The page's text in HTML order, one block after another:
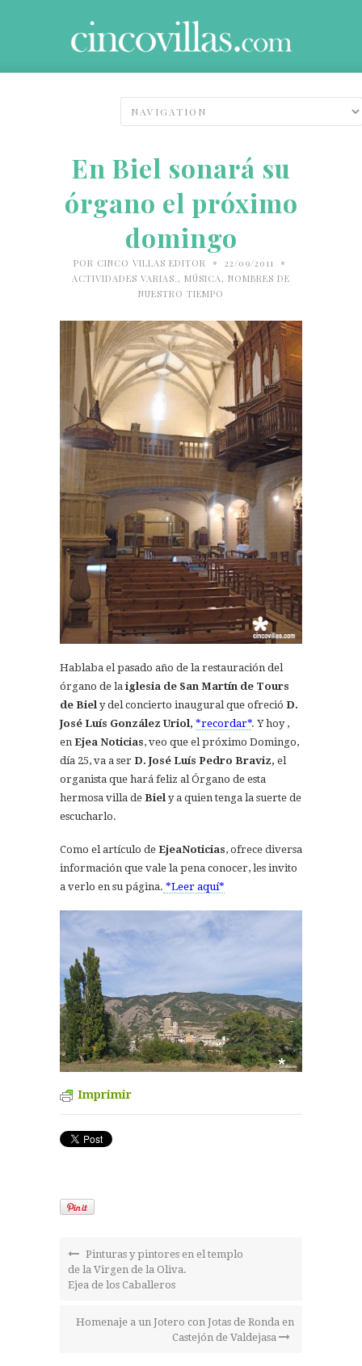
En Biel sonará su
órgano el próximo
domingo
POR CINCO VILLAS EDITOR • 22/09/2011 •
ACTIVIDADES VARIAS. , MÚSICA , NOMBRES DE
NUESTRO TIEMPO
Hablaba el pasado año de la restauración del
órgano de la iglesia de San Martín de Tours
de Biel y del concierto inaugural que ofreció D.
José Luís González Uriol, *recordar*. Y hoy ,
en Ejea Noticias, veo que el próximo Domingo,
día 25, va a ser D. José Luís Pedro Braviz, el
organista que hará feliz al Órgano de esta
hermosa villa de Biel y a quien tenga la suerte de
escucharlo.
Como el artículo de EjeaNoticias, ofrece diversa
información que vale la pena conocer, les invito
a verlo en su página. *Leer aquí*
Imprimir
Pinturas y pintores en el templo
de la Virgen de la Oliva.
Ejea de los Caballeros
Homenaje a un Jotero con Jotas de Ronda en
Castejón de Valdejasa